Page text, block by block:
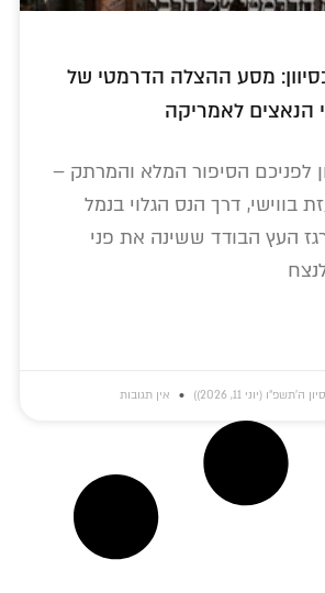
מסע ההצלה הדרמטי של
הנאצים לאמריקה
לפניכם הסיפור המלא והמרתק –
בווישי, דרך הנס הגלוי בנמל
העץ הבודד ששינה את פני
(יוני 11, 2026)) אין תגובות